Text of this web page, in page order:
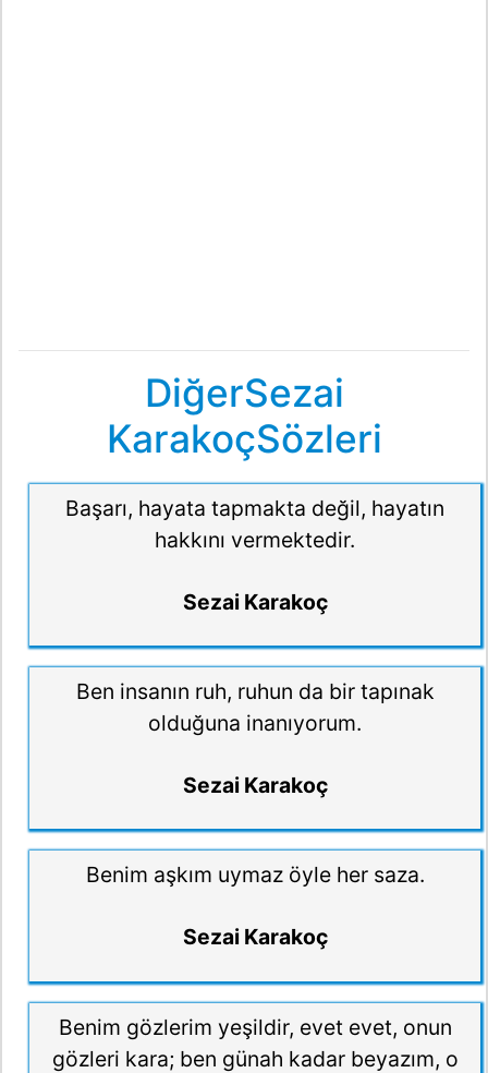
DiğerSezai
KarakoçSözleri
Başarı, hayata tapmakta değil, hayatın
hakkını vermektedir.
Sezai Karakoç
Ben insanın ruh, ruhun da bir tapınak
olduğuna inanıyorum.
Sezai Karakoç
Benim aşkım uymaz öyle her saza.
Sezai Karakoç
Benim gözlerim yeşildir, evet evet, onun
gözleri kara; ben günah kadar beyazım, o